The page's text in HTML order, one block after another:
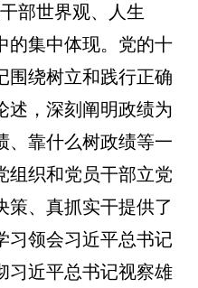
部世界观、人生
的集中体现。党的十
围绕树立和践行正确
述，深刻阐明政绩为
、靠什么树政绩等一
组织和党员干部立党
策、真抓实干提供了
习领会习近平总书记
习近平总书记视察雄